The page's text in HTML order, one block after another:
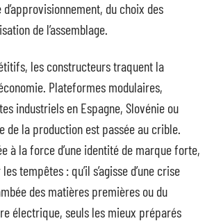
du choix des
de l’assemblage.
les constructeurs traquent la
Plateformes modulaires,
industriels en Espagne, Slovénie ou
de la production est passée au crible.
à la force d’une identité de marque forte,
tempêtes : qu’il s’agisse d’une crise
des matières premières ou du
électrique, seuls les mieux préparés